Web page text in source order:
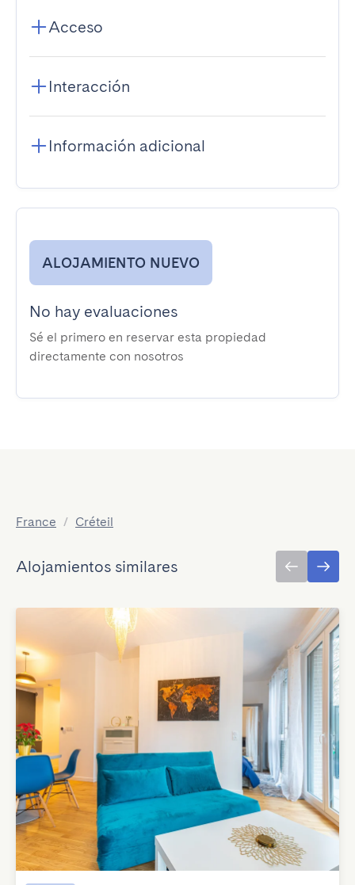
Acceso
Interacción
Información adicional
ALOJAMIENTO NUEVO
No hay evaluaciones
Sé el primero en reservar esta propiedad
directamente con nosotros
France / Créteil
Alojamientos similares